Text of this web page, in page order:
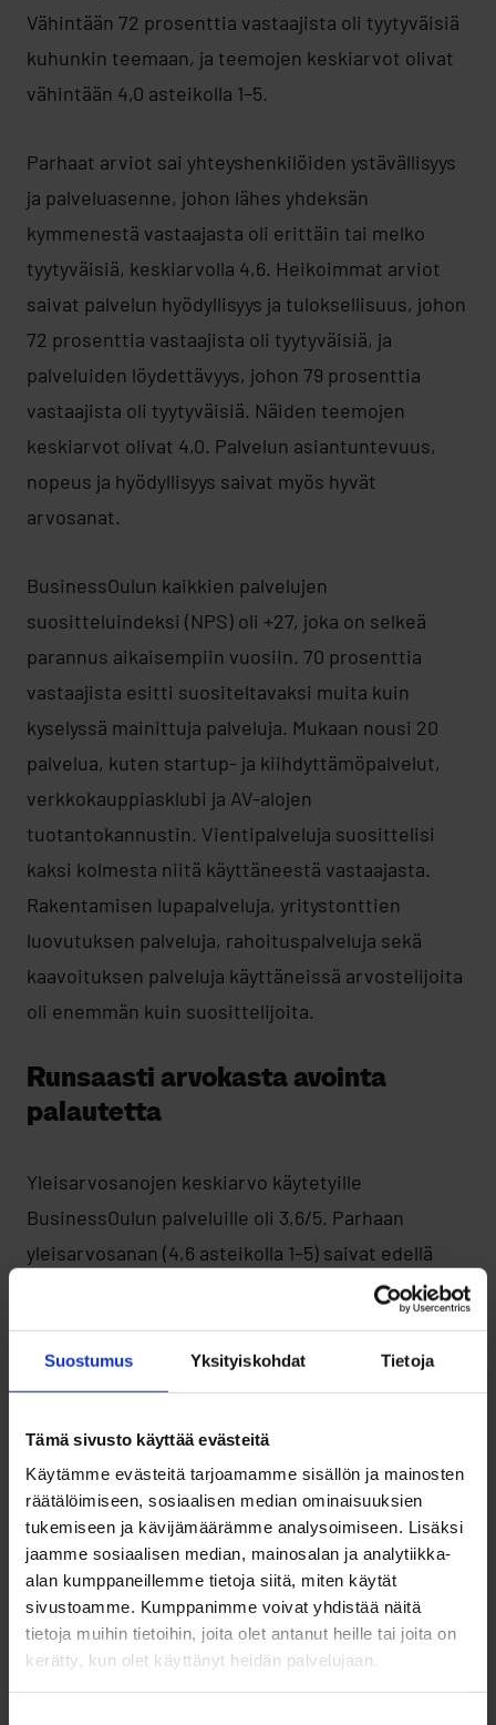
Suostumus Yksityiskohdat Tietoja
Tämä sivusto käyttää evästeitä
Käytämme evästeitä tarjoamamme sisällön ja mainosten
räätälöimiseen, sosiaalisen median ominaisuuksien
tukemiseen ja kävijämäärämme analysoimiseen. Lisäksi
jaamme sosiaalisen median, mainosalan ja analytiikka-
alan kumppaneillemme tietoja siitä, miten käytät
sivustoamme. Kumppanimme voivat yhdistää näitä
tietoja muihin tietoihin, joita olet antanut heille tai joita on
kerätty, kun olet käyttänyt heidän palvelujaan.
Vähintään 72 prosenttia vastaajista oli tyytyväisiä
kuhunkin teemaan, ja teemojen keskiarvot olivat
vähintään 4,0 asteikolla 1–5.
Parhaat arviot sai yhteyshenkilöiden ystävällisyys
ja palveluasenne, johon lähes yhdeksän
kymmenestä vastaajasta oli erittäin tai melko
tyytyväisiä, keskiarvolla 4,6. Heikoimmat arviot
saivat palvelun hyödyllisyys ja tuloksellisuus, johon
72 prosenttia vastaajista oli tyytyväisiä, ja
palveluiden löydettävyys, johon 79 prosenttia
vastaajista oli tyytyväisiä. Näiden teemojen
keskiarvot olivat 4,0. Palvelun asiantuntevuus,
nopeus ja hyödyllisyys saivat myös hyvät
arvosanat.
BusinessOulun kaikkien palvelujen
suositteluindeksi (NPS) oli +27, joka on selkeä
parannus aikaisempiin vuosiin. 70 prosenttia
vastaajista esitti suositeltavaksi muita kuin
kyselyssä mainittuja palveluja. Mukaan nousi 20
palvelua, kuten startup- ja kiihdyttämöpalvelut,
verkkokauppiasklubi ja AV-alojen
tuotantokannustin. Vientipalveluja suosittelisi
kaksi kolmesta niitä käyttäneestä vastaajasta.
Rakentamisen lupapalveluja, yritystonttien
luovutuksen palveluja, rahoituspalveluja sekä
kaavoituksen palveluja käyttäneissä arvostelijoita
oli enemmän kuin suosittelijoita.
Runsaasti arvokasta avointa
palautetta
Yleisarvosanojen keskiarvo käytetyille
BusinessOulun palveluille oli 3,6/5. Parhaan
yleisarvosanan (4,6 asteikolla 1–5) saivat edellä
mainitut, vastaajien itse suositeltavaksi
kymmenestä vastaajasta oli tyytyväisiä näihin
palveluihin. Toiseksi parhaan arvion (4,3/5) saivat
tapahtumapalvelut ja liiketoiminnan
kehityspalvelut. Heikoimmat arviot vastaajat
antoivat kaavoitukselle ja rakentamisen
lupapalveluille. Vastaajat näkivät käyttämiensä
palveluiden keskeisimpänä kehityskohteena
hyödyllisyyden ja tuloksellisuuden, mikä tuli ilmi
erityisesti vientipalveluissa sekä